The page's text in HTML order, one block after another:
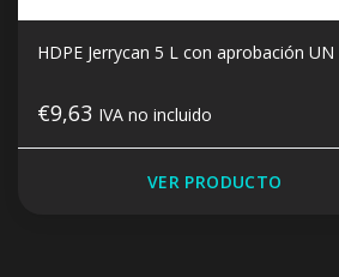
HDPE Jerrycan 5 L con aprobación UN
€9,63 IVA no incluido
VER PRODUCTO